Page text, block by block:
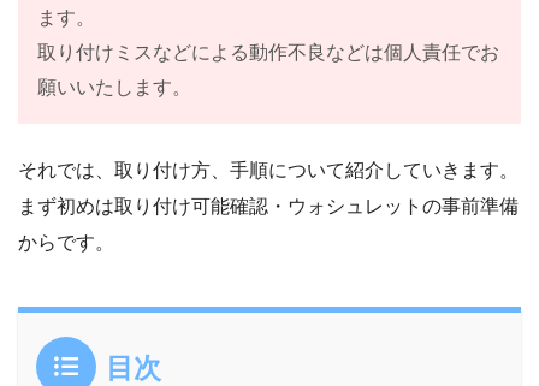
ます。
取り付けミスなどによる動作不良などは個人責任でお
願いいたします。
それでは、取り付け方、手順について紹介していきます。
まず初めは取り付け可能確認・ウォシュレットの事前準備
からです。
目次